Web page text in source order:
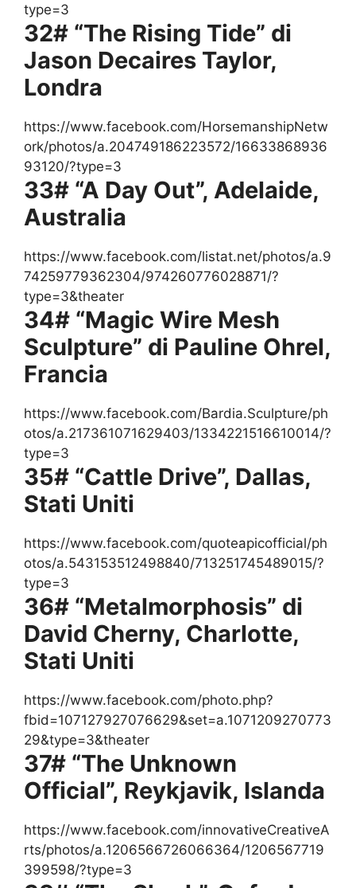
type=3
32# “The Rising Tide” di
Jason Decaires Taylor,
Londra
https://www.facebook.com/HorsemanshipNetw
ork/photos/a.204749186223572/16633868936
93120/?type=3
33# “A Day Out”, Adelaide,
Australia
https://www.facebook.com/listat.net/photos/a.9
74259779362304/974260776028871/?
type=3&theater
34# “Magic Wire Mesh
Sculpture” di Pauline Ohrel,
Francia
https://www.facebook.com/Bardia.Sculpture/ph
otos/a.217361071629403/1334221516610014/?
type=3
35# “Cattle Drive”, Dallas,
Stati Uniti
https://www.facebook.com/quoteapicofficial/ph
otos/a.543153512498840/713251745489015/?
type=3
36# “Metalmorphosis” di
David Cherny, Charlotte,
Stati Uniti
https://www.facebook.com/photo.php?
fbid=107127927076629&set=a.1071209270773
29&type=3&theater
37# “The Unknown
Official”, Reykjavik, Islanda
https://www.facebook.com/innovativeCreativeA
rts/photos/a.1206566726066364/1206567719
399598/?type=3